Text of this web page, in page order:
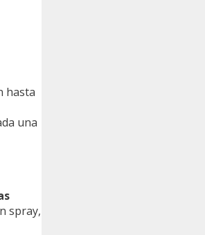
hasta
una
spray,